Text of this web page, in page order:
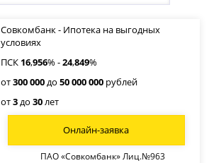
Совкомбанк - Ипотека на выгодных
условиях
ПСК 16,956% -24,849%
от300 000до50 000 000 рублей
от3до30лет
ПАО «Совкомбанк» Лиц.№963
Онлайн-заявка